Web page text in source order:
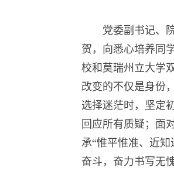
党委副书记、
贺，向悉心培养同
校和莫瑞州立大学
改变的不仅是身份
选择迷茫时，坚定
回应所有质疑；面
承“惟平惟准、近
奋斗，奋力书写